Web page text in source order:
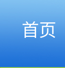
首页